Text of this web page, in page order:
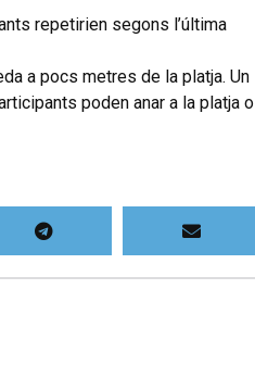
repetirien segons l’última
a pocs metres de la platja. Un
poden anar a la platja o